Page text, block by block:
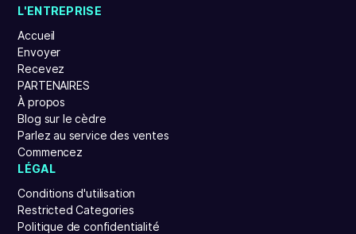
L'ENTREPRISE
Accueil
Envoyer
Recevez
PARTENAIRES
À propos
Blog sur le cèdre
Parlez au service des ventes
Commencez
LÉGAL
Conditions d'utilisation
Restricted Categories
Politique de confidentialité